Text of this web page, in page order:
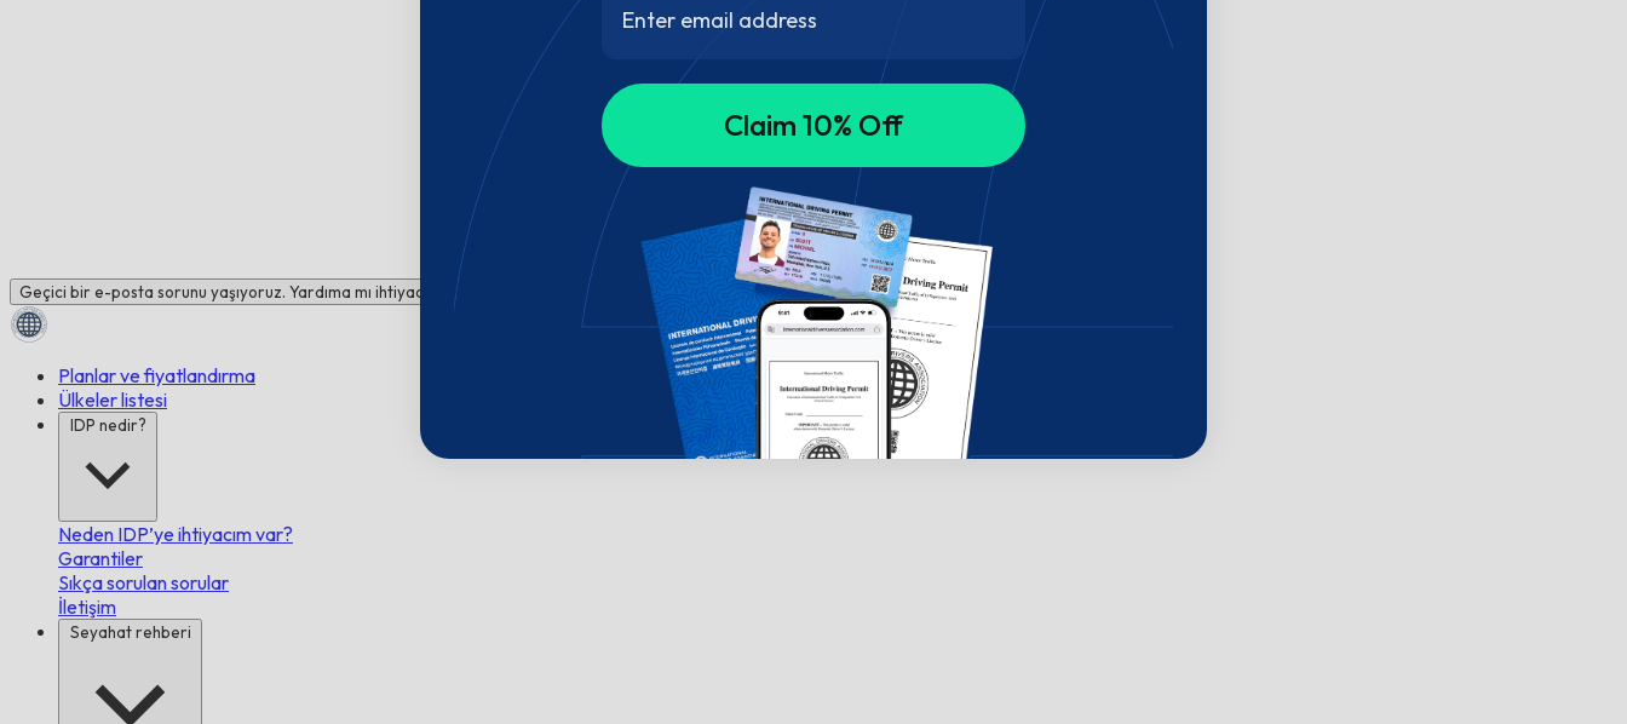
Geçici bir e-posta sorunu yaşıyoruz. Yardıma mı ihtiyacınız var? Bizimle sohbet edin!
Planlar ve fiyatlandırma
Ülkeler listesi
IDP nedir?
Neden IDP’ye ihtiyacım var?
Garantiler
Sıkça sorulan sorular
İletişim
Seyahat rehberi
Claim 10% Off